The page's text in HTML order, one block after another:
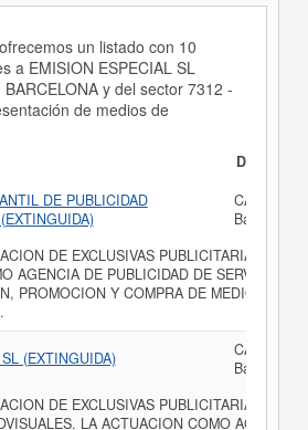
un listado con 10
a EMISION ESPECIAL SL
y del sector 7312 -
de medios de
Dirección
DE PUBLICIDAD
CALLE
Barcelona,
DE EXCLUSIVAS PUBLICITARIAS Y
AGENCIA DE PUBLICIDAD DE SERVICIOS
PROMOCION Y COMPRA DE MEDIOS
(EXTINGUIDA)
CALLE
Barcelona,
DE EXCLUSIVAS PUBLICITARIAS,
LA ACTUACION COMO AGENCIA